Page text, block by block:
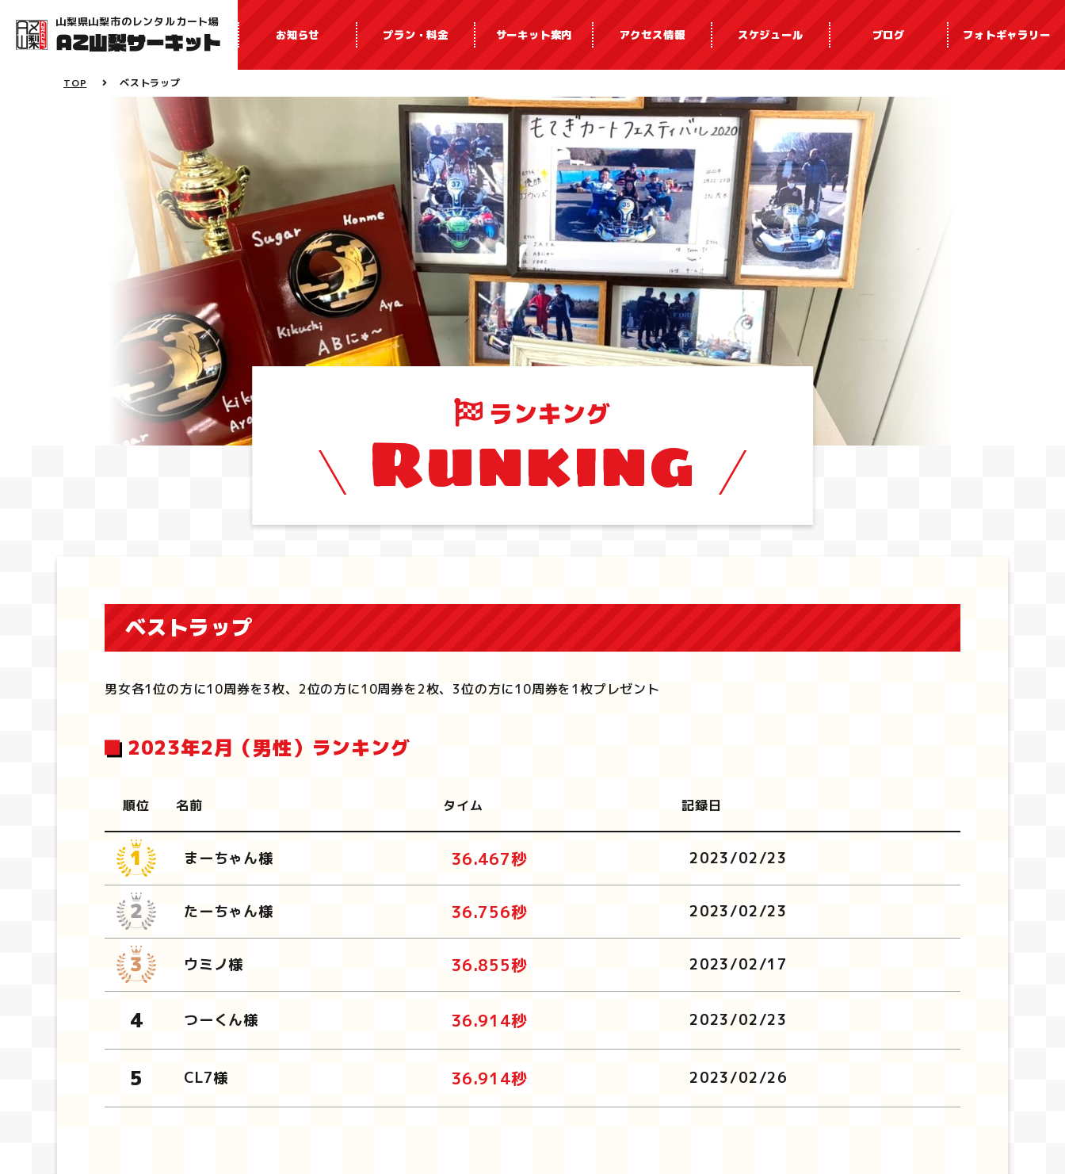
山梨県山梨市のレンタルカート場
お知らせ
プラン・料金 サーキット案内 アクセス情報 スケジュール ブログ フォトギャラリー
TOP ベストラップ
ランキング
Runking
ベストラップ
男女各1位の方に10周券を3枚、2位の方に10周券を2枚、3位の方に10周券を1枚プレゼント
2023年2月（男性）ランキング
順位 名前 タイム 記録日
まーちゃん様 36.467秒 2023/02/23
たーちゃん様 36.756秒 2023/02/23
ウミノ様 36.855秒 2023/02/17
つーくん様 36.914秒 2023/02/23
CL7様 36.914秒 2023/02/26